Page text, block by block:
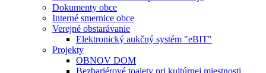
Dokumenty obce
Interné smernice obce
Verejné obstarávanie
Elektronický aukčný systém "eBIT"
Projekty
OBNOV DOM
Bezbariérové toalety pri kultúrnej miestnosti